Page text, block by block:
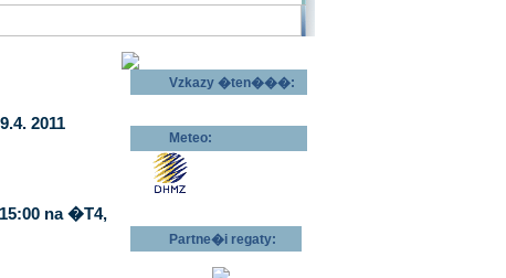
2011
na �T4,
Vzkazy �ten���:
Meteo:
Partne�i regaty: